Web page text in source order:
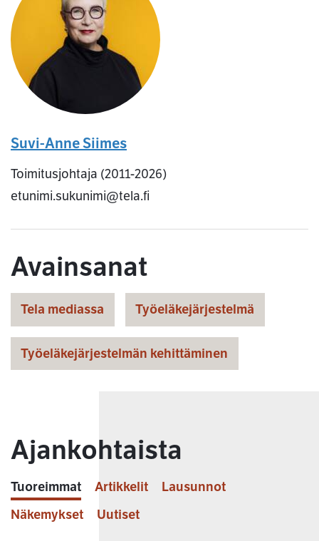
Suvi-Anne Siimes
Toimitusjohtaja (2011-2026)
etunimi.sukunimi@tela.fi
Avainsanat
Tela mediassa Työeläkejärjestelmä
Työeläkejärjestelmän kehittäminen
Ajankohtaista
Tuoreimmat Artikkelit
Lausunnot
Näkemykset
Uutiset